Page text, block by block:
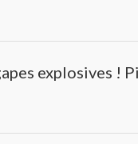
explosives !